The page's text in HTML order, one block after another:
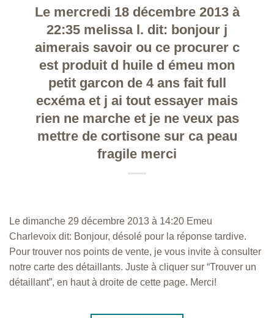
Le mercredi 18 décembre 2013 à
22:35 melissa l. dit: bonjour j
aimerais savoir ou ce procurer c
est produit d huile d émeu mon
petit garcon de 4 ans fait full
ecxéma et j ai tout essayer mais
rien ne marche et je ne veux pas
mettre de cortisone sur ca peau
fragile merci
Le dimanche 29 décembre 2013 à 14:20 Emeu
Charlevoix dit: Bonjour, désolé pour la réponse tardive.
Pour trouver nos points de vente, je vous invite à consulter
notre carte des détaillants. Juste à cliquer sur “Trouver un
détaillant”, en haut à droite de cette page. Merci!